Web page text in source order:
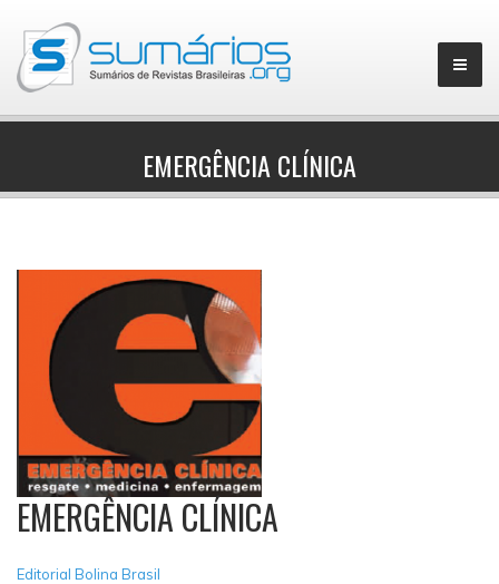
▼
EMERGÊNCIA CLÍNICA
EMERGÊNCIA CLÍNICA
Editorial Bolina Brasil